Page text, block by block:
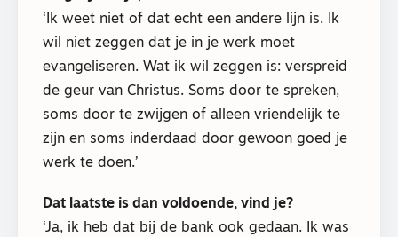
‘Ik weet niet of dat echt een andere lijn is. Ik
wil niet zeggen dat je in je werk moet
evangeliseren. Wat ik wil zeggen is: verspreid
de geur van Christus. Soms door te spreken,
soms door te zwijgen of alleen vriendelijk te
zijn en soms inderdaad door gewoon goed je
werk te doen.’
Dat laatste is dan voldoende, vind je?
‘Ja, ik heb dat bij de bank ook gedaan. Ik was